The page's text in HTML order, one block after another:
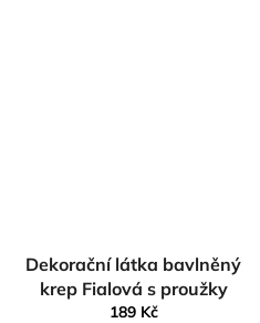
Dekorační látka bavlněný
krep Fialová s proužky
189 Kč